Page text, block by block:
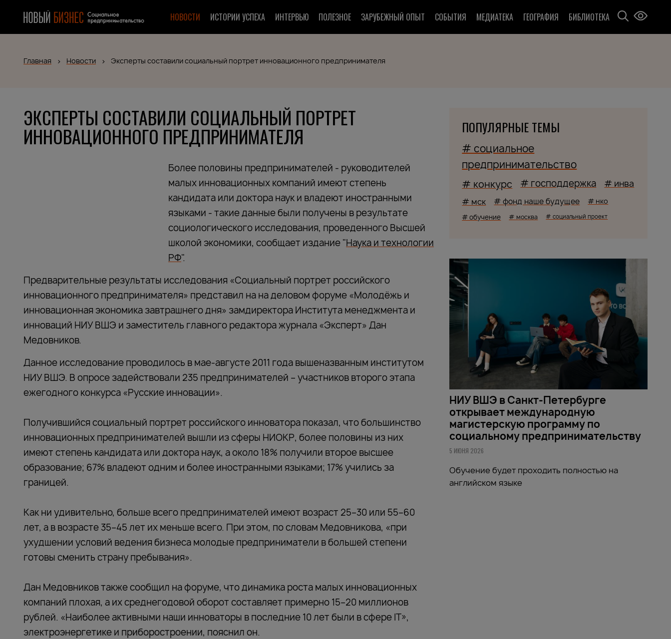
НОВОСТИ ИСТОРИИ УСПЕХА ИНТЕРВЬЮ ПОЛЕЗНОЕ ЗАРУБЕЖНЫЙ ОПЫТ СОБЫТИЯ МЕДИАТЕКА ГЕОГРАФИЯ БИБЛИОТЕКА
Главная Новости Эксперты составили социальный портрет инновационного предпринимателя
ЭКСПЕРТЫ СОСТАВИЛИ СОЦИАЛЬНЫЙ ПОРТРЕТ
ИННОВАЦИОННОГО ПРЕДПРИНИМАТЕЛЯ
Более половины предпринимателей - руководителей
малых инновационных компаний имеют степень
кандидата или доктора наук и владеют иностранными
языками - такие данные были получены в результате
социологического исследования, проведенного Высшей
школой экономики, сообщает издание "Наука и технологии
РФ".
Предварительные результаты исследования «Социальный портрет российского
инновационного предпринимателя» представил на на деловом форуме «Молодёжь и
инновационная экономика завтрашнего дня» замдиректора Института менеджмента и
инноваций НИУ ВШЭ и заместитель главного редактора журнала «Эксперт» Дан
Медовников.
Данное исследование проводилось в мае-августе 2011 года вышеназванным институтом
НИУ ВШЭ. В опросе задействовали 235 предпринимателей – участников второго этапа
ежегодного конкурса «Русские инновации».
Получившийся социальный портрет российского инноватора показал, что большинство
инновационных предпринимателей вышли из сферы НИОКР, более половины из них
имеют степень кандидата или доктора наук, а около 18% получили второе высшее
образование; 67% владеют одним и более иностранными языками; 17% учились за
границей.
Как ни удивительно, больше всего предпринимателей имеют возраст 25–30 или 55–60
лет, а в возрасте 35–45 лет их меньше всего. При этом, по словам Медовникова, «при
ухудшении условий ведения бизнеса молодые предприниматели в большей степени
готовы сменить страну пребывания».
Дан Медовников также сообщил на форуме, что динамика роста малых инновационных
компаний плохая, а их среднегодовой оборот составляет примерно 15–20 миллионов
рублей. «Наиболее активными наши инноваторы в последние 10 лет были в сфере IT»,
электроэнергетике и приборостроении, пояснил он.
ПОПУЛЯРНЫЕ ТЕМЫ
# социальное
предпринимательство
# конкурс # господдержка # инва
# мск # фонд наше будущее # нко
# обучение # москва # социальный проект
НИУ ВШЭ в Санкт-Петербурге
открывает международную
магистерскую программу по
социальному предпринимательству
5 ИЮНЯ 2026
Обучение будет проходить полностью на
английском языке